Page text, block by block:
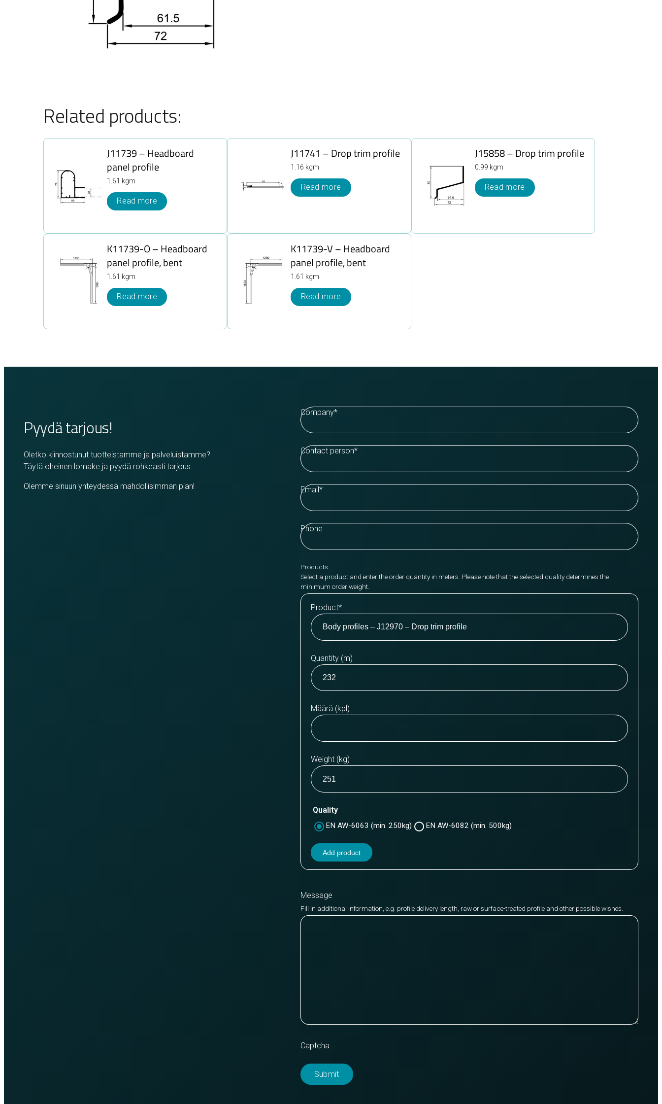
Related products:
J11739 – Headboard
panel profile
1.61 kgm
Read more
J11741 – Drop trim profile
1.16 kgm
Read more
J15858 – Drop trim profile
0.99 kgm
Read more
K11739-O – Headboard
panel profile, bent
1.61 kgm
Read more
K11739-V – Headboard
panel profile, bent
1.61 kgm
Read more
Pyydä tarjous!
Oletko kiinnostunut tuotteistamme ja palveluistamme?
Täytä oheinen lomake ja pyydä rohkeasti tarjous.
Olemme sinuun yhteydessä mahdollisimman pian!
Company*
Contact person*
Email*
Phone
Products
Select a product and enter the order quantity in meters. Please note that the selected quality determines the
minimum order weight.
Product*
Quantity (m)
Määrä (kpl)
Weight (kg)
Quality
EN AW-6063 (min. 250kg) EN AW-6082 (min. 500kg)
Add product
Message
Fill in additional information, e.g. profile delivery length, raw or surface-treated profile and other possible wishes.
Captcha